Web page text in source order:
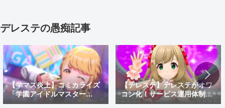
介
デレステの愚痴記事
【学マス炎上】コミカライズ
「学園アイドルマスター
GOLD RUSH」でオリキャラ
【デレステ】デレステがオワ
コン化！サービス運用体制変
更でサ終秒読み開始！デレス